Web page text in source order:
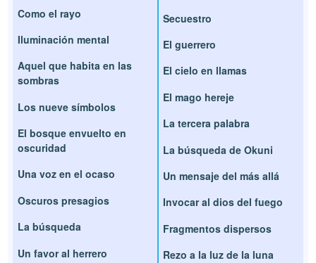
Como el rayo
Iluminación mental
Aquel que habita en las
sombras
Los nueve símbolos
El bosque envuelto en
oscuridad
Una voz en el ocaso
Oscuros presagios
La búsqueda
Un favor al herrero
Secuestro
El guerrero
El cielo en llamas
El mago hereje
La tercera palabra
La búsqueda de Okuni
Un mensaje del más allá
Invocar al dios del fuego
Fragmentos dispersos
Rezo a la luz de la luna